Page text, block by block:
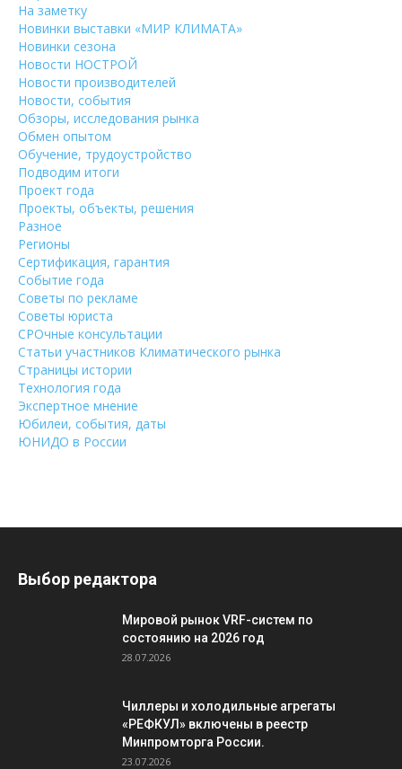
На заметку
Новинки выставки «МИР КЛИМАТА»
Новинки сезона
Новости НОСТРОЙ
Новости производителей
Новости, события
Обзоры, исследования рынка
Обмен опытом
Обучение, трудоустройство
Подводим итоги
Проект года
Проекты, объекты, решения
Разное
Регионы
Сертификация, гарантия
Событие года
Советы по рекламе
Советы юриста
СРОчные консультации
Статьи участников Климатического рынка
Страницы истории
Технология года
Экспертное мнение
Юбилеи, события, даты
ЮНИДО в России
Выбор редактора
Мировой рынок VRF-систем по
состоянию на 2026 год
28.07.2026
Чиллеры и холодильные агрегаты
«РЕФКУЛ» включены в реестр
Минпромторга России.
23.07.2026